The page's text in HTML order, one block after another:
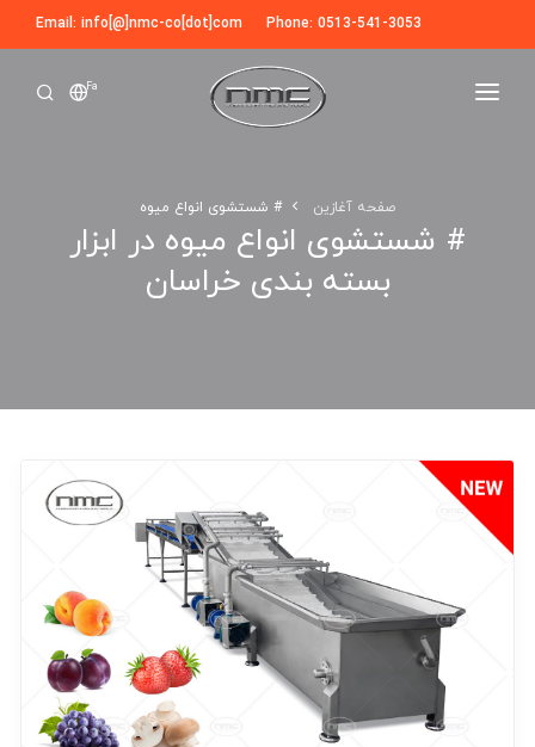
Phone: 0513-541-3053
Email: info[@]nmc-co[dot]com
Fa
تولیدات
قطعات ماشین آلات
متفرقه
خط تولید رب
اسلایسرها، رنده ها و چرخ کن ها
دستگاه های حذف ضایعات
پوستگیرها
انواع گریدها و سورت ها
دستگاه های شستشو محصول
مشتریان ما
بلاگ
دانلود ها
دعوت به همکاری
ارتباط با ما
صفحه آغازین # شستشوی انواع میوه
# شستشوی انواع میوه در ابزار
بسته بندی خراسان